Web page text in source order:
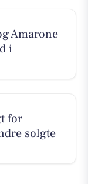
Amarone
i
for
solgte